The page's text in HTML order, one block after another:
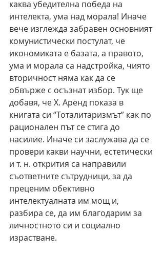
каква убедителна победа на
интелекта, ума над морала! Иначе
вече изглежда забравен основният
комунистически постулат, че
икономиката е базата, а правото,
ума и морала са надстройка, чиято
вторичност няма как да се
обвърже с осъзнат избор. Тук ще
добавя, че Х. Аренд показа в
книгата си “Тоталитаризмът” как по
рационален път се стига до
насилие. Иначе си заслужава да се
провери какви научни, естетически
и т. н. открития са направили
съответните сътрудници, за да
преценим обективно
интелектуалната им мощ и,
разбира се, да им благодарим за
личностното си и социално
израстване.